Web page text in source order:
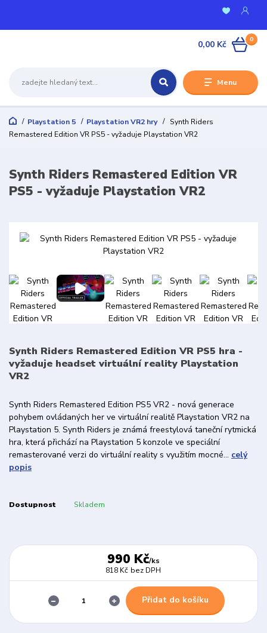
Menu
0
0,00 Kč
Playstation 5 Playstation VR2 hry
Synth Riders
Remastered Edition VR PS5 - vyžaduje Playstation VR2
Synth Riders Remastered Edition VR
PS5 - vyžaduje Playstation VR2
Synth Riders Remastered Edition VR PS5 hra -
vyžaduje headset virtuální reality Playstation
VR2
Synth Riders Remastered Edition PS5 VR2 - nová generace
pohybem ovládaných her ve virtuální realitě Playstation VR2 na
Playstation 5. Synth Riders je známá freestylová taneční rytmická
hra, která přichází na Playstation 5 konzole ve speciální
remasterované verzi do virtuální reality s využitím mocné... celý
popis
Dostupnost Skladem
990 Kč/ks
818 Kč bez DPH
Přidat do košíku